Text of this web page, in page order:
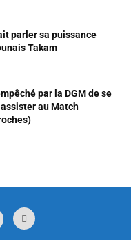
parler sa puissance
Takam
par la DGM de se
au Match